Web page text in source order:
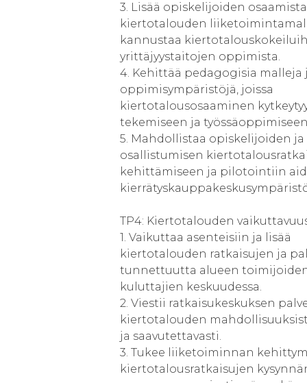
3. Lisää opiskelijoiden osaamista
kiertotalouden
kannustaa
yrittäjyystaitojen oppimista.
4. Kehittää pedagogisia malleja
oppimisympäristöjä, joissa
kiertotalousosaaminen
tekemiseen ja
5. Mahdollistaa opiskelijoiden
osallistumisen
kehittämiseen ja pilotointiin
TP4: Kiertotalouden
1. Vaikuttaa asenteisiin ja lisää
kiertotalouden ratkaisujen ja
tunnettuutta alueen
kuluttajien keskuudessa.
2. Viestii ratkaisukeskuksen
kiertotalouden
ja saavutettavasti.
3. Tukee liiketoiminnan
kiertotalousratkaisujen